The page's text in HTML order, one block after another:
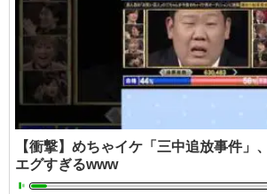
【衝撃】めちゃイケ「三中追放事件」
エグすぎるwww